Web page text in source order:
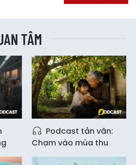
TÂM
Podcast tản văn:
Chạm vào mùa thu